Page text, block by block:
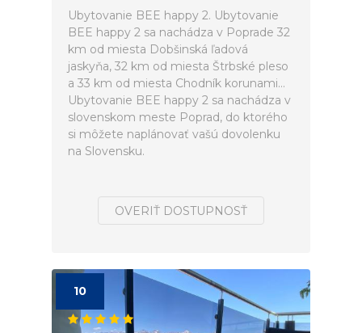
Ubytovanie BEE happy 2. Ubytovanie
BEE happy 2 sa nachádza v Poprade 32
km od miesta Dobšinská ľadová
jaskyňa, 32 km od miesta Štrbské pleso
a 33 km od miesta Chodník korunami...
Ubytovanie BEE happy 2 sa nachádza v
slovenskom meste Poprad, do ktorého
si môžete naplánovať vašú dovolenku
na Slovensku.
OVERIŤ DOSTUPNOSŤ
10